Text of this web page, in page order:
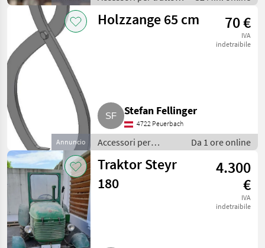
/ Altri accessori per
trattore
Annuncio
Holzzange 65 cm 70 €
IVA
indetraibile
Stefan Fellinger
4722 Peuerbach
Accessori per
trattore / Altri
accessori per
trattore
Da 1 ore online
Traktor Steyr
180
4.300
€
IVA
indetraibile